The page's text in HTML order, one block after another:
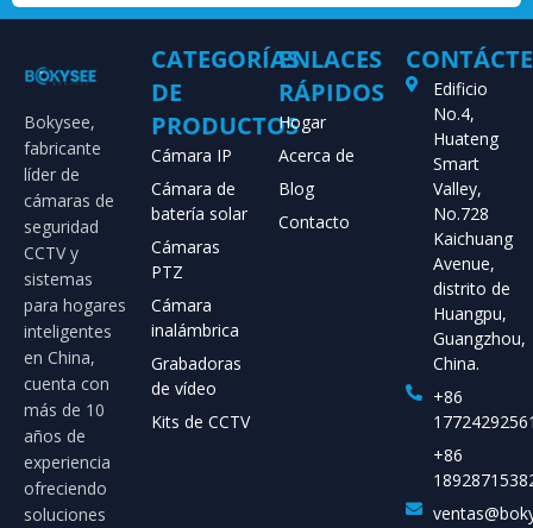
Bokysee,
fabricante
líder de
cámaras de
seguridad
CCTV y
sistemas
para hogares
inteligentes
en China,
cuenta con
más de 10
años de
experiencia
ofreciendo
soluciones
CATEGORÍAS
DE
PRODUCTOS
Cámara IP
Cámara de
batería solar
Cámaras
PTZ
Cámara
inalámbrica
Grabadoras
de vídeo
Kits de CCTV
ENLACES
RÁPIDOS
Hogar
Acerca de
Blog
Contacto
Edificio
No.4,
Huateng
Smart
Valley,
No.728
Kaichuang
Avenue,
distrito de
Huangpu,
Guangzhou,
China.
+86
+86